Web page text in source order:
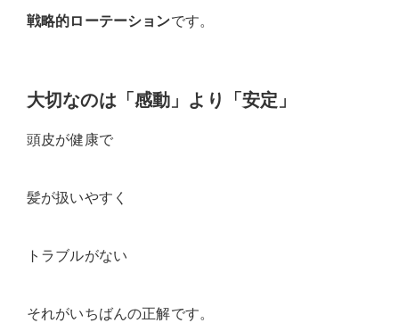
戦略的ローテーションです。
大切なのは「感動」より「安定」
頭皮が健康で
髪が扱いやすく
トラブルがない
それがいちばんの正解です。